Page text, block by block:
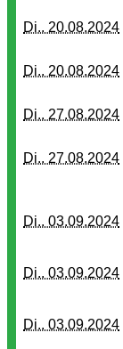
Di.. 20.08.2024
Di.. 20.08.2024
Di.. 27.08.2024
Di.. 27.08.2024
Di.. 03.09.2024
Di.. 03.09.2024
Di.. 03.09.2024